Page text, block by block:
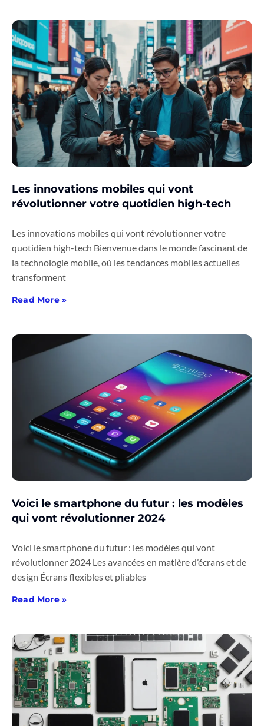
Les innovations mobiles qui vont
révolutionner votre quotidien high-tech
Les innovations mobiles qui vont révolutionner votre
quotidien high-tech Bienvenue dans le monde fascinant de
la technologie mobile, où les tendances mobiles actuelles
transforment
Read More »
Voici le smartphone du futur : les modèles
qui vont révolutionner 2024
Voici le smartphone du futur : les modèles qui vont
révolutionner 2024 Les avancées en matière d’écrans et de
design Écrans flexibles et pliables
Read More »